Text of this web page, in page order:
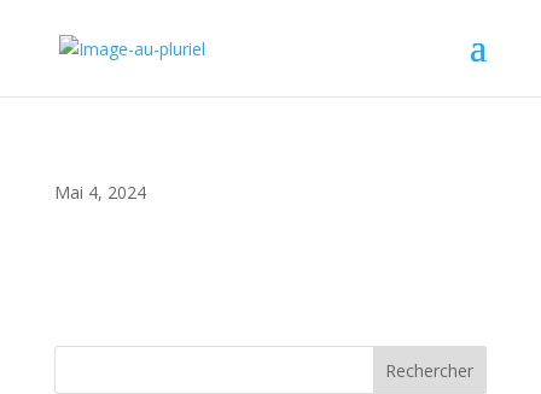
Mai 4, 2024